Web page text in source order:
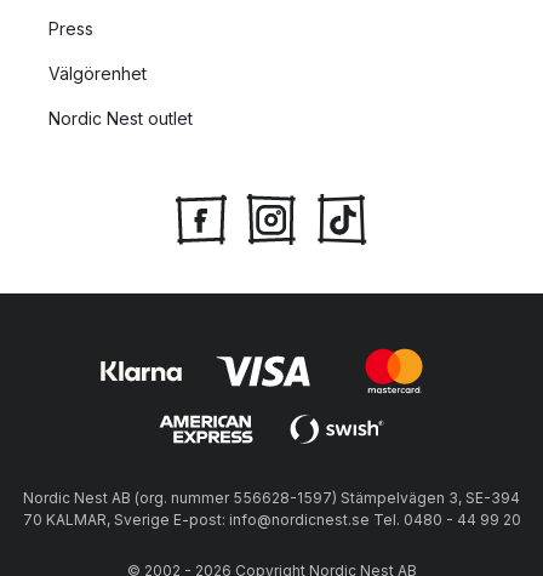
Press
Välgörenhet
Nordic Nest outlet
Nordic Nest AB (org. nummer 556628-1597) Stämpelvägen 3, SE-394
70 KALMAR, Sverige E-post: info@nordicnest.se Tel. 0480 - 44 99 20
© 2002 - 2026 Copyright Nordic Nest AB